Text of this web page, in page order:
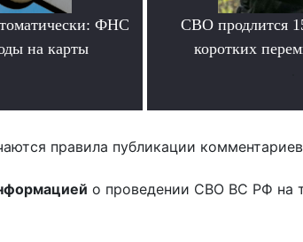
ФНС
на карты
СВО продлится
коротких
правила публикации
о проведении СВО ВС РФ на